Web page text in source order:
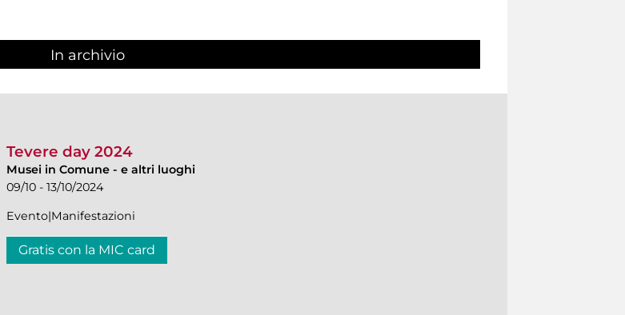
In archivio
Tevere day 2024
Musei in Comune - e altri luoghi
09/10 - 13/10/2024
Evento|Manifestazioni
Gratis con la MIC card